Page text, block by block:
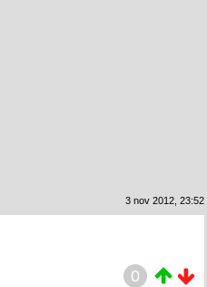
3 nov 2012, 23:52
0